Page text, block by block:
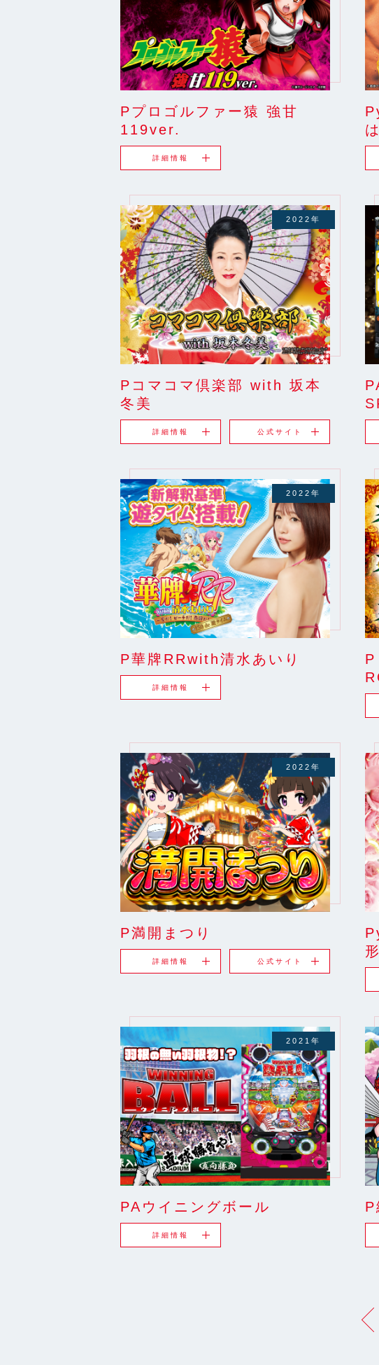
Pプロゴルファー猿 強甘
119ver.
詳細情報
Pコマコマ倶楽部 with 坂本
冬美
2022年
詳細情報 公式サイト
P華牌RRwith清水あいり
2022年
詳細情報
P満開まつり
2022年
詳細情報 公式サイト
PAウイニングボール
2021年
詳細情報
P